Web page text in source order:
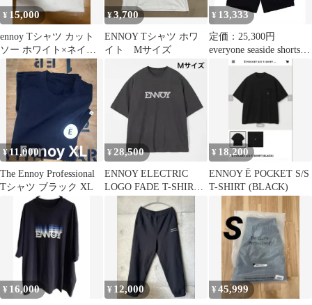
¥ 15,000
ennoy Tシャツ カット
ソー ホワイト×ネイビ
ー
¥3,700
ENNOY Tシャツ ホワ
イト Mサイズ
¥ 13,333
定価：25,300円
everyone seaside shorts
ennoy
¥11,000
The Ennoy Professional
Tシャツ ブラック XL
¥28,500
ENNOY ELECTRIC
LOGO FADE T-SHIRT
¥ 18,200
ENNOY Ē POCKET S/S
T-SHIRT (BLACK)
¥ 16,000 ¥ 12,000 ¥45,999